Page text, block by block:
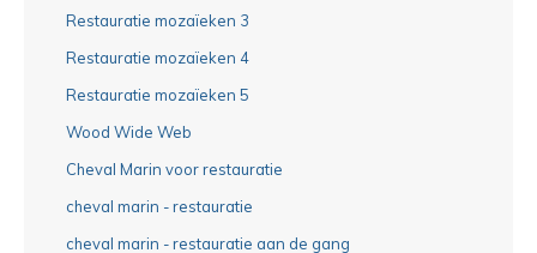
Restauratie mozaïeken 3
Restauratie mozaïeken 4
Restauratie mozaïeken 5
Wood Wide Web
Cheval Marin voor restauratie
cheval marin - restauratie
cheval marin - restauratie aan de gang